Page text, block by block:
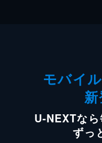
モバイ
新
U-NEXTな
ずっ